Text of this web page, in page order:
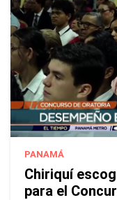
PANAMÁ
Chiriquí
para el